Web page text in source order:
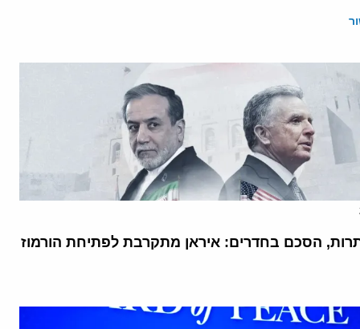
הסכם בחדרים: איראן מתקרבת לפתיחת הורמוז